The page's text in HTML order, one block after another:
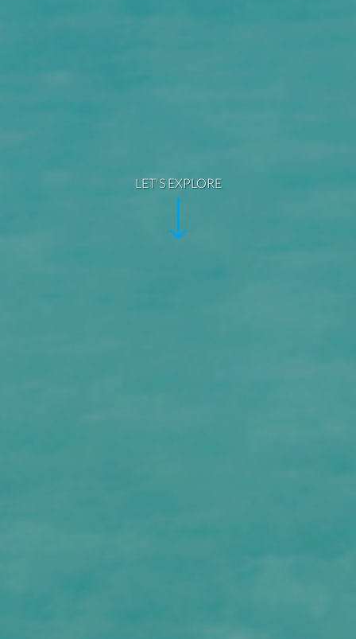
LET'S EXPLORE